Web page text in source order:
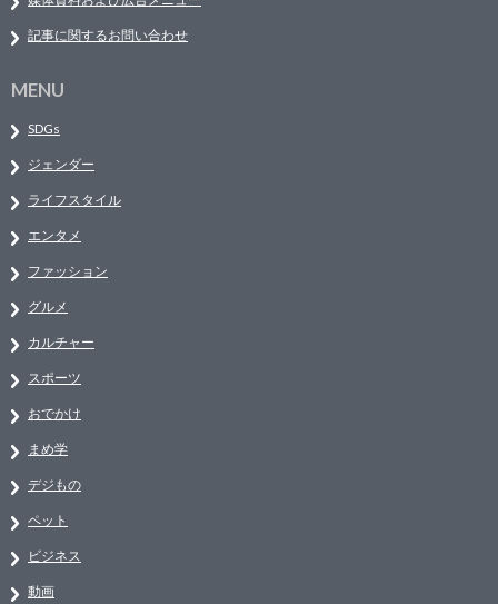
記事に関するお問い合わせ
MENU
SDGs
ジェンダー
ライフスタイル
エンタメ
ファッション
グルメ
カルチャー
スポーツ
おでかけ
まめ学
デジもの
ペット
ビジネス
動画